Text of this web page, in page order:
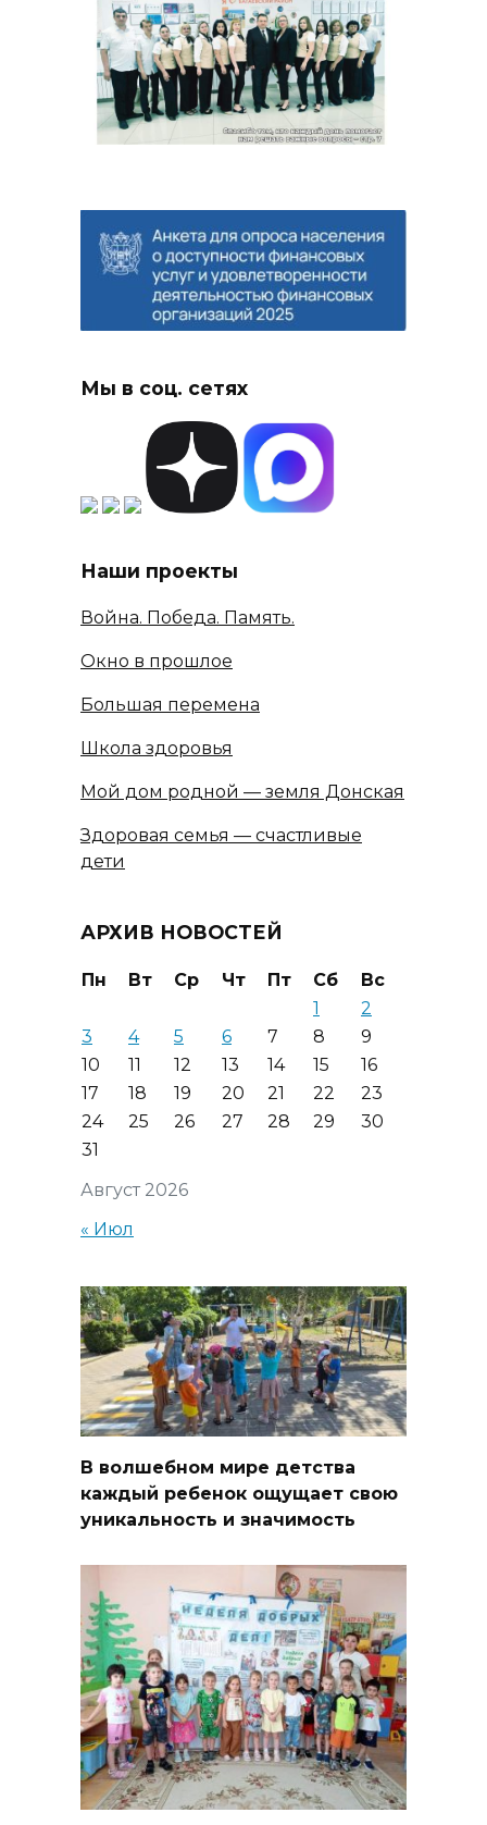
Мы в соц. сетях
Наши проекты
Война. Победа. Память.
Окно в прошлое
Большая перемена
Школа здоровья
Мой дом родной — земля Донская
Здоровая семья — счастливые
дети
АРХИВ НОВОСТЕЙ
Август 2026
Пн Вт Ср Чт Пт Сб
Вс
1
2
3
4 5 6 7 8
9
10
11 12 13 14 15
16
17
18 19 20 21 22
23
24
25 26 27 28 29
30
31
« Июл
В волшебном мире детства
каждый ребенок ощущает свою
уникальность и значимость